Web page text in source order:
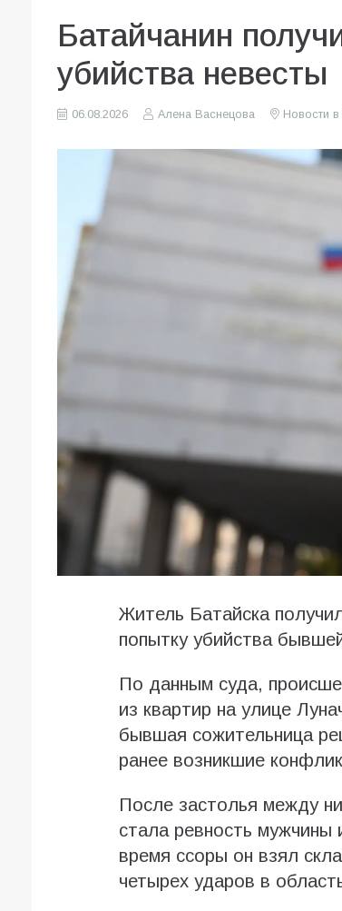
Батайчанин
убийства невесты
06.08.2026 Алена Васнецова Новости в
Житель Батайска
попытку убийства
По данным суда,
из квартир на улице
бывшая сожительница
ранее возникшие
После застолья между
стала ревность
время ссоры он взял
четырех ударов в